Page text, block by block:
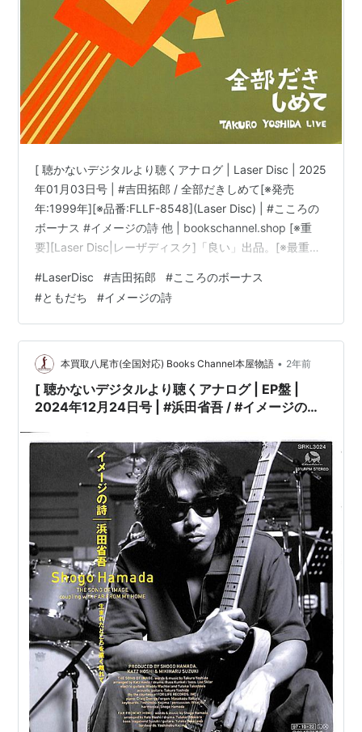
[ 聴かないデジタルより聴くアナログ | Laser Disc | 2025
年01月03日号 | #吉田拓郎 / 全部だきしめて[※発売
年:1999年][※品番:FLLF-8548](Laser Disc) | #こころの
ボーナス #イメージの詩 他 | bookschannel.shop [※重
要][Laser Disc|レーザディスク]「良い」出品。[※最重要|
す。[※注意]DVD/Blu-ray Disc/LPレコードではございま
せん。][※発売年:1999年][※品番:FLLF-8548][※会社:フォ
ーライフレコード][※E…
#LaserDisc #吉田拓郎 #こころのボーナス
#ともだち #イメージの詩
本買取八尾市(全国対応) Books Channel本屋物語 • 2年前
[ 聴かないデジタルより聴くアナログ | EP盤 |
2024年12月24日号 | #浜田省吾 / #イメージの詩
番:SRKL 3024,33RPL | 盤面=EX-:スレ有 ジャケ
ット=EX:多少傷み有 | #吉田拓郎 他 |